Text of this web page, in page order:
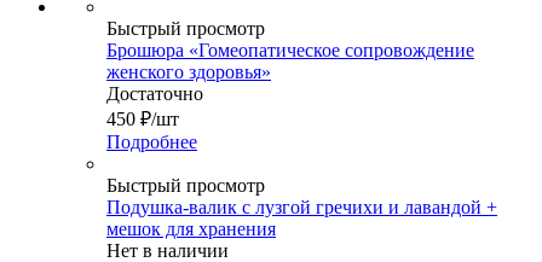
Быстрый просмотр
Брошюра «Гомеопатическое сопровождение
женского здоровья»
Достаточно
450 ₽/шт
Подробнее
Быстрый просмотр
Подушка-валик с лузгой гречихи и лавандой +
мешок для хранения
Нет в наличии